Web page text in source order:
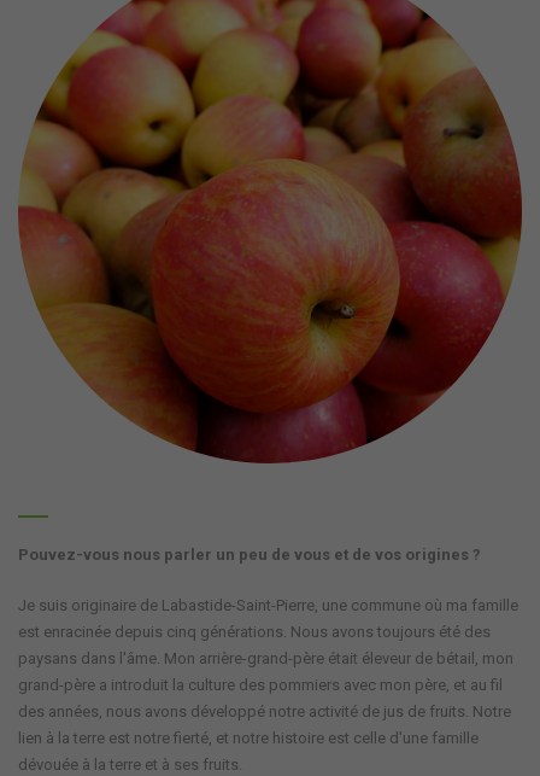
Pouvez-vous nous parler un peu de vous et de vos origines ?
Je suis originaire de Labastide-Saint-Pierre, une commune où ma famille
est enracinée depuis cinq générations. Nous avons toujours été des
paysans dans l'âme. Mon arrière-grand-père était éleveur de bétail, mon
grand-père a introduit la culture des pommiers avec mon père, et au fil
des années, nous avons développé notre activité de jus de fruits. Notre
lien à la terre est notre fierté, et notre histoire est celle d'une famille
dévouée à la terre et à ses fruits.